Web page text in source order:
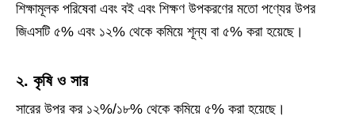
শিক্ষামূলক পরিষেবা এবং বই এবং শিক্ষণ উপকরণের মতো পণ্যের উপর
জিএসটি ৫% এবং ১২% থেকে কমিয়ে শূন্য বা ৫% করা হয়েছে।
২. কৃষি ও সার
সারের উপর কর ১২%/১৮% থেকে কমিয়ে ৫% করা হয়েছে।